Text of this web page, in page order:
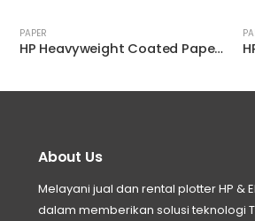
PAPER
HP Heavyweight Coated Paper 6.6 mil C6570C
About Us
Melayani jual dan rental plotter HP &
dalam memberikan solusi teknologi